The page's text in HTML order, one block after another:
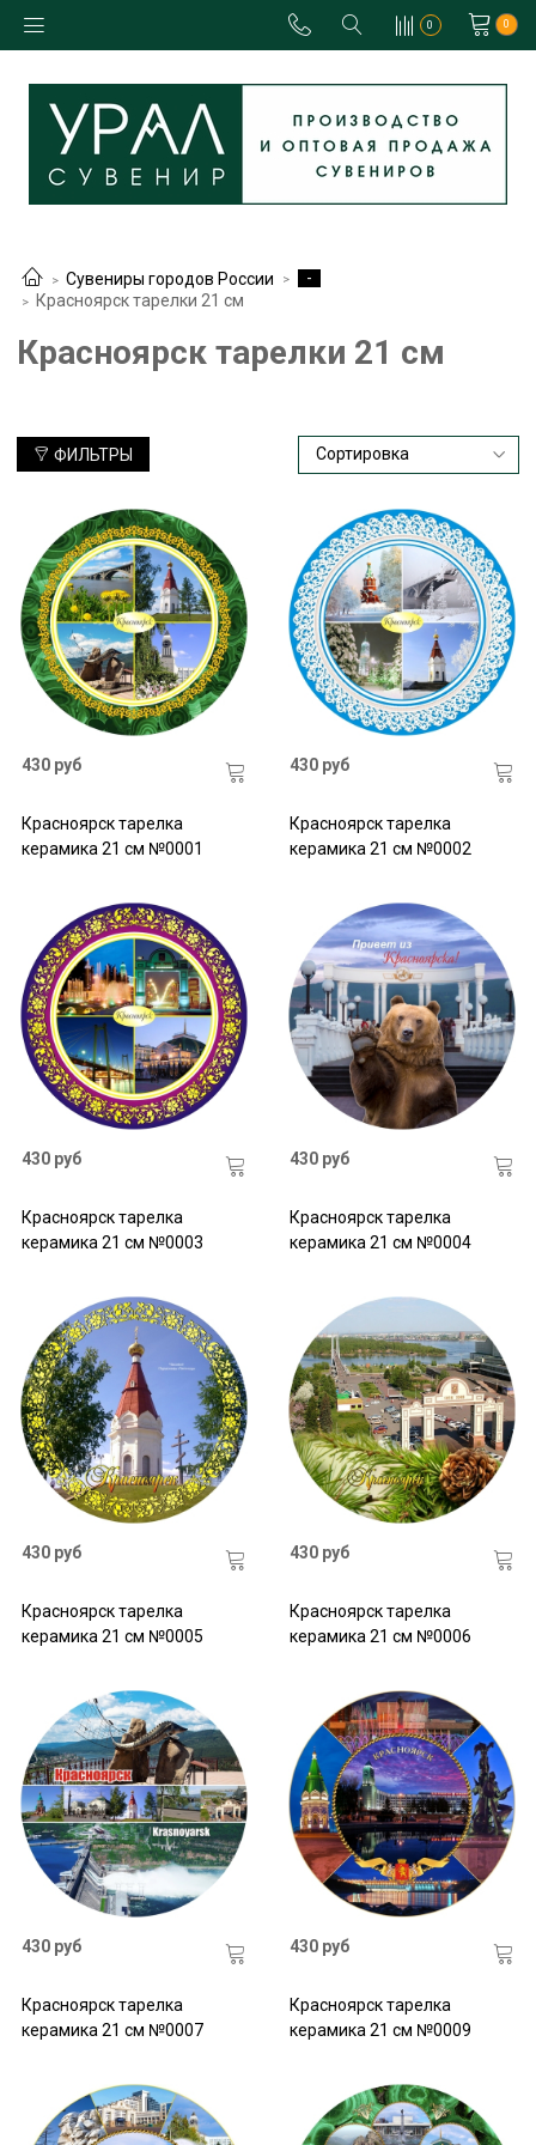
0 0
Сувениры городов России
-
Красноярск тарелки 21 см
Красноярск тарелки 21 см
ФИЛЬТРЫ
430 руб
Красноярск тарелка
керамика 21 см №0001
430 руб
Красноярск тарелка
керамика 21 см №0002
430 руб
Красноярск тарелка
керамика 21 см №0003
430 руб
Красноярск тарелка
керамика 21 см №0004
430 руб
Красноярск тарелка
керамика 21 см №0005
430 руб
Красноярск тарелка
керамика 21 см №0006
430 руб
Красноярск тарелка
керамика 21 см №0007
430 руб
Красноярск тарелка
керамика 21 см №0009